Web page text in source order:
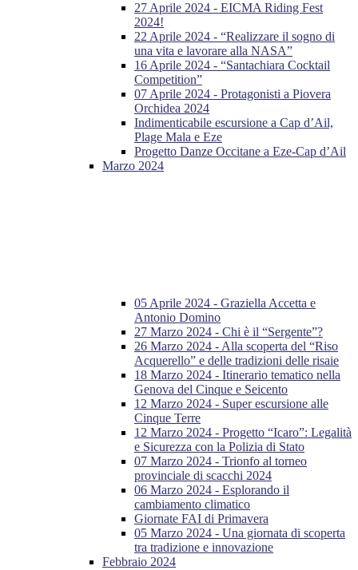
27 Aprile 2024 - EICMA Riding Fest
2024!
22 Aprile 2024 - “Realizzare il sogno di
una vita e lavorare alla NASA”
16 Aprile 2024 - “Santachiara Cocktail
Competition”
07 Aprile 2024 - Protagonisti a Piovera
Orchidea 2024
Indimenticabile escursione a Cap d’Ail,
Plage Mala e Eze
Progetto Danze Occitane a Eze-Cap d’Ail
Marzo 2024
05 Aprile 2024 - Graziella Accetta e
Antonio Domino
27 Marzo 2024 - Chi è il “Sergente”?
26 Marzo 2024 - Alla scoperta del “Riso
Acquerello” e delle tradizioni delle risaie
18 Marzo 2024 - Itinerario tematico nella
Genova del Cinque e Seicento
12 Marzo 2024 - Super escursione alle
Cinque Terre
12 Marzo 2024 - Progetto “Icaro”: Legalità
e Sicurezza con la Polizia di Stato
07 Marzo 2024 - Trionfo al torneo
provinciale di scacchi 2024
06 Marzo 2024 - Esplorando il
cambiamento climatico
Giornate FAI di Primavera
05 Marzo 2024 - Una giornata di scoperta
tra tradizione e innovazione
Febbraio 2024